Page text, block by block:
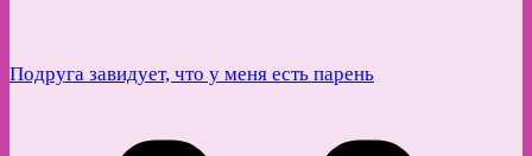
Подруга завидует, что у меня есть парень